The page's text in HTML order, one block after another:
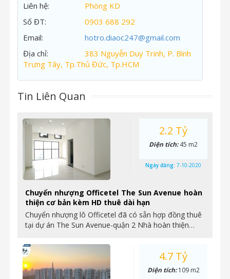
Liên hệ:
Phòng KD
Số ĐT:
0903 688 292
Email:
hotro.diaoc247@gmail.com
Địa chỉ:
383 Nguyễn Duy Trinh, P. Bình
Trưng Tây, Tp.Thủ Đức, Tp.HCM
Tin Liên Quan
Chuyển nhượng Officetel The Sun Avenue hoàn
thiện cơ bản kèm HD thuê dài hạn
Chuyển nhượng lô Officetel đã có sẵn hợp đồng thuê
tại dự án The Sun Avenue-quận 2 Nhà hoàn thiện…
2.2 Tỷ
Diện tích:45 m2
Ngày đăng: 7-10-2020
4.7 Tỷ
Diện tích:109 m2